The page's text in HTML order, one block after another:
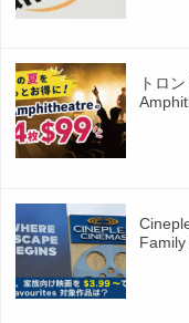
トロ
Family